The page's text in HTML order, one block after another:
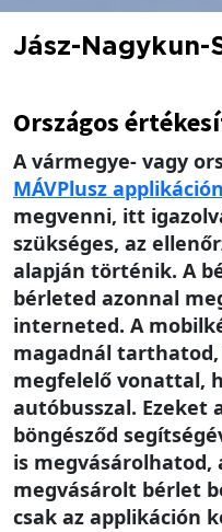
Jász-Nagykun-
Országos
A vármegye- vagy
MÁVPlusz applikáción
megvenni, itt
szükséges, az
alapján történik. A
bérleted azonnal
interneted. A
magadnál
megfelelő vonattal,
autóbusszal. Ezeket
böngésződ
is megvásárolhatod,
megvásárolt bérlet
csak az applikáción